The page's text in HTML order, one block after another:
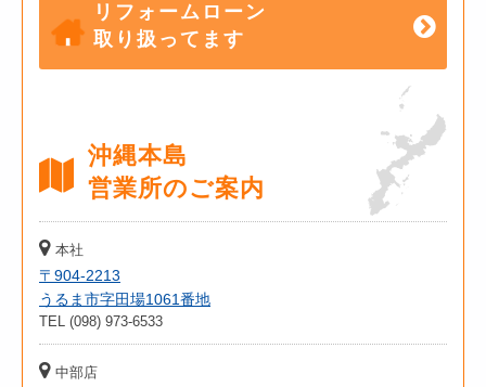
リフォームローン
取り扱ってます
沖縄本島
営業所のご案内
本社
〒904-2213
うるま市字田場1061番地
TEL (098) 973-6533
中部店